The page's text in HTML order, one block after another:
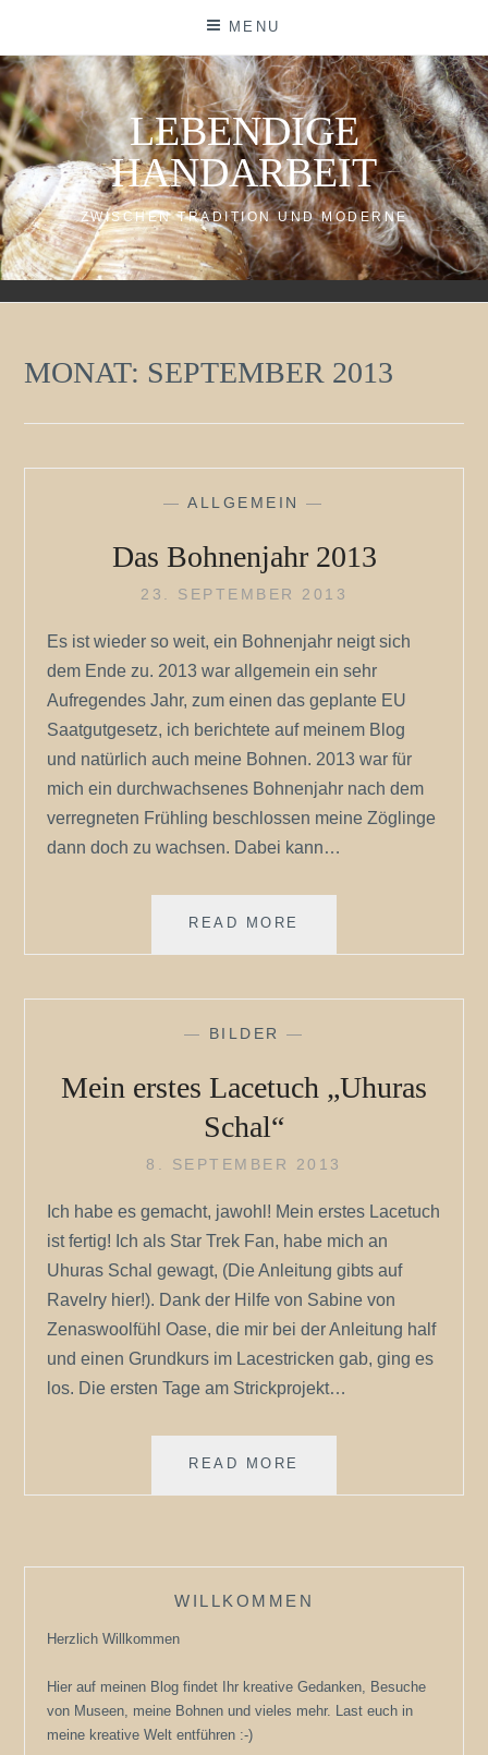
content
MENU
LEBENDIGE
HANDARBEIT
ZWISCHEN TRADITION UND MODERNE
MONAT: SEPTEMBER 2013
—ALLGEMEIN —
Das Bohnenjahr 2013
23. SEPTEMBER 2013
Es ist wieder so weit, ein Bohnenjahr neigt sich
dem Ende zu. 2013 war allgemein ein sehr
Aufregendes Jahr, zum einen das geplante EU
Saatgutgesetz, ich berichtete auf meinem Blog
und natürlich auch meine Bohnen. 2013 war für
mich ein durchwachsenes Bohnenjahr nach dem
verregneten Frühling beschlossen meine Zöglinge
dann doch zu wachsen. Dabei kann…
READ MORE
— BILDER —
Mein erstes Lacetuch „Uhuras
Schal“
8. SEPTEMBER 2013
Ich habe es gemacht, jawohl! Mein erstes Lacetuch
ist fertig! Ich als Star Trek Fan, habe mich an
Uhuras Schal gewagt, (Die Anleitung gibts auf
Ravelry hier!). Dank der Hilfe von Sabine von
Zenaswoolfühl Oase, die mir bei der Anleitung half
und einen Grundkurs im Lacestricken gab, ging es
los. Die ersten Tage am Strickprojekt…
READ MORE
WILLKOMMEN
Herzlich Willkommen
Hier auf meinen Blog findet Ihr kreative Gedanken, Besuche
von Museen, meine Bohnen und vieles mehr. Last euch in
meine kreative Welt entführen :-)